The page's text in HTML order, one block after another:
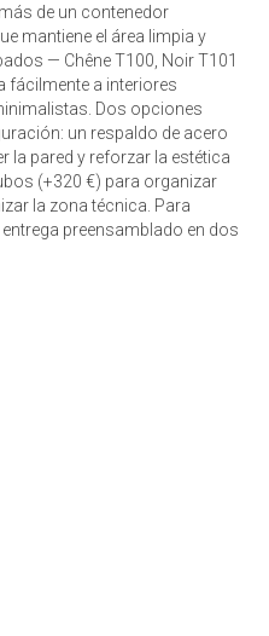
de un contenedor
mantiene el área limpia y
— Chêne T100, Noir T101
fácilmente a interiores
Dos opciones
un respaldo de acero
la pared y reforzar la estética
(+320 €) para organizar
la zona técnica. Para
preensamblado en dos